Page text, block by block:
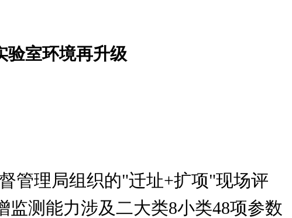
验室环境再升级
管理局组织的"迁址+扩项"现场评
监测能力涉及二大类8小类48项参数